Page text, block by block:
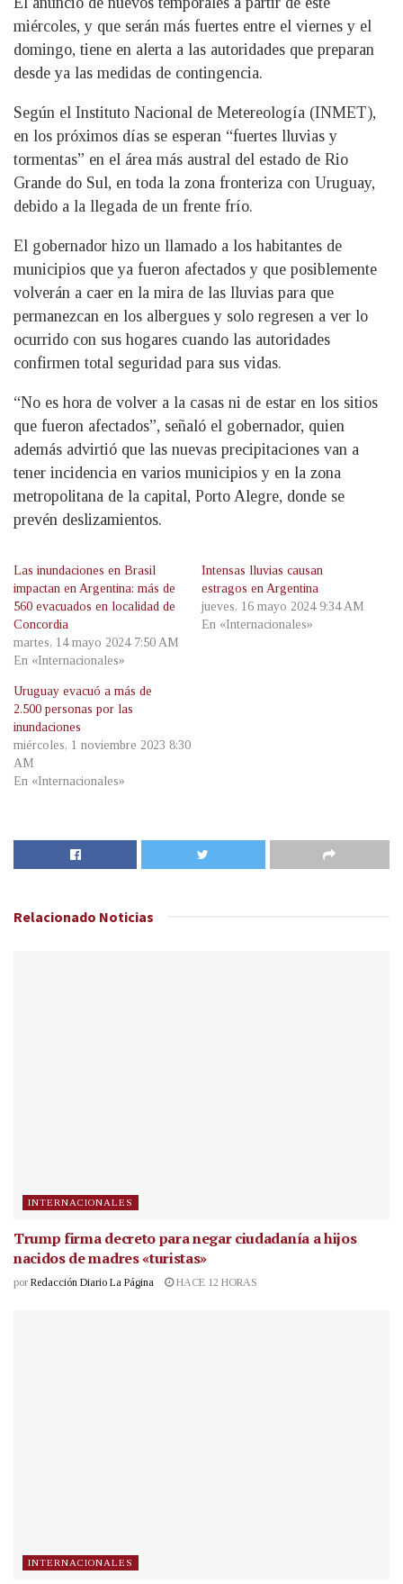
miércoles, y que serán más fuertes entre el viernes y el
domingo, tiene en alerta a las autoridades que preparan
desde ya las medidas de contingencia.
Según el Instituto Nacional de Metereología (INMET),
en los próximos días se esperan “fuertes lluvias y
tormentas” en el área más austral del estado de Rio
Grande do Sul, en toda la zona fronteriza con Uruguay,
debido a la llegada de un frente frío.
El gobernador hizo un llamado a los habitantes de
municipios que ya fueron afectados y que posiblemente
volverán a caer en la mira de las lluvias para que
permanezcan en los albergues y solo regresen a ver lo
ocurrido con sus hogares cuando las autoridades
confirmen total seguridad para sus vidas.
“No es hora de volver a la casas ni de estar en los sitios
que fueron afectados”, señaló el gobernador, quien
además advirtió que las nuevas precipitaciones van a
tener incidencia en varios municipios y en la zona
metropolitana de la capital, Porto Alegre, donde se
prevén deslizamientos.
Las inundaciones en Brasil
impactan en Argentina: más de
560 evacuados en localidad de
Concordia
martes, 14 mayo 2024 7:50 AM
En «Internacionales»
Intensas lluvias causan
estragos en Argentina
jueves, 16 mayo 2024 9:34 AM
En «Internacionales»
Uruguay evacuó a más de
2.500 personas por las
inundaciones
miércoles, 1 noviembre 2023 8:30
AM
En «Internacionales»
Relacionado Noticias
INTERNACIONALES
Trump firma decreto para negar ciudadanía a hijos
nacidos de madres «turistas»
por Redacción Diario La Página HACE 12 HORAS
INTERNACIONALES